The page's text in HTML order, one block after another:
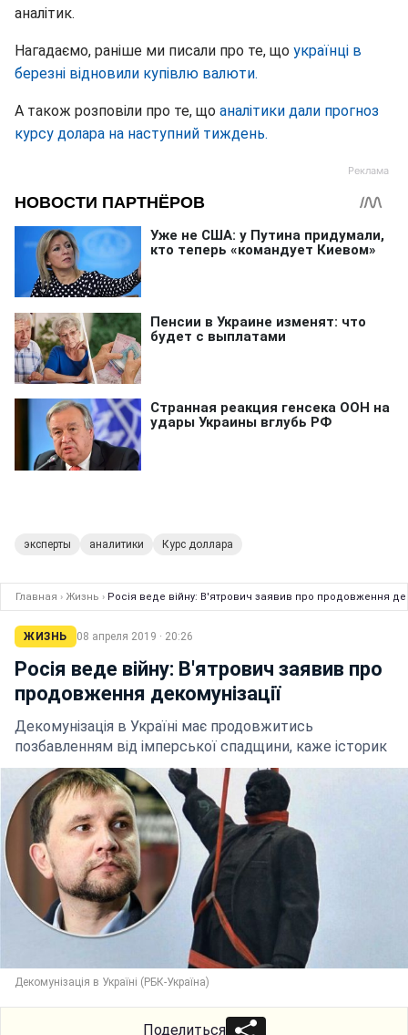
аналітик.
Нагадаємо, раніше ми писали про те, що українці в
березні відновили купівлю валюти.
А також розповіли про те, що аналітики дали прогноз
курсу долара на наступний тиждень.
эксперты аналитики Курс доллара
Главная › Жизнь › Росія веде війну: В'ятрович заявив про продовження
ЖИЗНЬ 08 апреля 2019 · 20:26
Росія веде війну: В'ятрович заявив про
продовження декомунізації
Декомунізація в Україні має продовжитись
позбавленням від імперської спадщини, каже історик
Декомунізація в Україні (РБК-Україна)
Поделиться